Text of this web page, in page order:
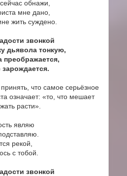
обнажи,
мне дано,
жить суждено.
звонкой
дьявола тонкую,
преображается,
что самое серьёзное
означает: «то, что мешает
расти».
являю
рекой,
с тобой.
звонкой